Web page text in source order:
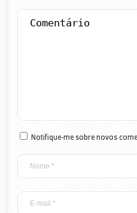
Notifique-me sobre novos